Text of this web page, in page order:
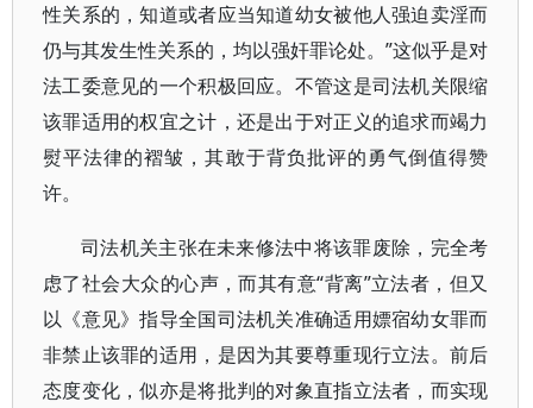
性关系的，知道或者应当知道幼女被他人强迫卖淫而
仍与其发生性关系的，均以强奸罪论处。”这似乎是对
法工委意见的一个积极回应。不管这是司法机关限缩
该罪适用的权宜之计，还是出于对正义的追求而竭力
熨平法律的褶皱，其敢于背负批评的勇气倒值得赞
许。
司法机关主张在未来修法中将该罪废除，完全考
虑了社会大众的心声，而其有意“背离”立法者，但又
以《意见》指导全国司法机关准确适用嫖宿幼女罪而
非禁止该罪的适用，是因为其要尊重现行立法。前后
态度变化，似亦是将批判的对象直指立法者，而实现